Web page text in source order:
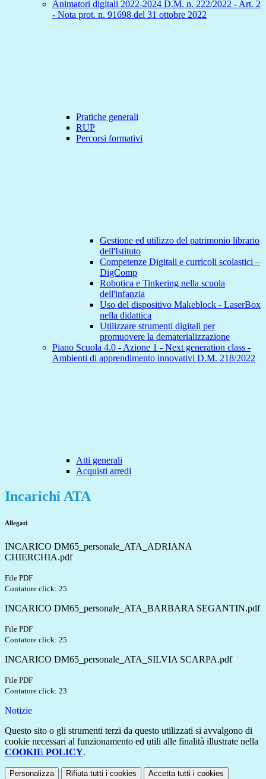
Animatori digitali 2022-2024 D.M. n. 222/2022 - Art. 2
- Nota prot. n. 91698 del 31 ottobre 2022
Pratiche generali
RUP
Percorsi formativi
Gestione ed utilizzo del patrimonio librario
dell'Istituto
Competenze Digitali e curricoli scolastici –
DigComp
Robotica e Tinkering nella scuola
dell'infanzia
Uso del dispositivo Makeblock - LaserBox
nella didattica
Utilizzare strumenti digitali per
promuovere la dematerializzazione
Piano Scuola 4.0 - Azione 1 - Next generation class -
Ambienti di apprendimento innovativi D.M. 218/2022
Atti generali
Acquisti arredi
Incarichi ATA
Allegati
INCARICO DM65_personale_ATA_ADRIANA
CHIERCHIA.pdf
File PDF
Contatore click: 25
INCARICO DM65_personale_ATA_BARBARA SEGANTIN.pdf
File PDF
Contatore click: 25
INCARICO DM65_personale_ATA_SILVIA SCARPA.pdf
File PDF
Contatore click: 23
Notizie
Questo sito o gli strumenti terzi da questo utilizzati si avvalgono di
cookie necessari al funzionamento ed utili alle finalità illustrate nella
COOKIE POLICY.
Personalizza Rifiuta tutti i cookies Accetta tutti i cookies